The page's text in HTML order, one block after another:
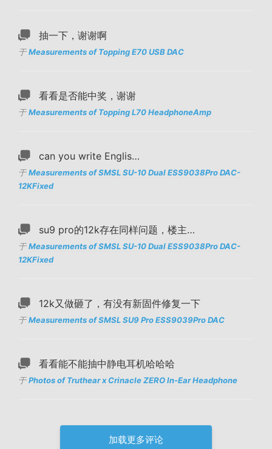
抽一下，谢谢啊
于Measurements of Topping E70 USB DAC
看看是否能中奖，谢谢
于Measurements of Topping L70 HeadphoneAmp
can you write Englis…
于Measurements of SMSL SU-10 Dual ESS9038Pro DAC-
12KFixed
su9 pro的12k存在同样问题，楼主…
于Measurements of SMSL SU-10 Dual ESS9038Pro DAC-
12KFixed
12k又做砸了，有没有新固件修复一下
于Measurements of SMSL SU9 Pro ESS9039Pro DAC
看看能不能抽中静电耳机哈哈哈
于Photos of Truthear x Crinacle ZERO In-Ear Headphone
加载更多评论